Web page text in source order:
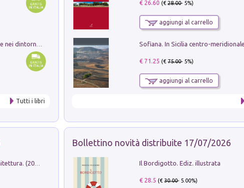
Tutti i libri
€ 26.60 (€28.00- 5%)
aggiungi al carrello
€ 71.25 (€75.00- 5%)
aggiungi al carrello
Dromos. Libro periodico di architettura. (2026). Vol. 15: Post-model
Bollettino novità distribuite 17/07/2026
Il Bordigotto. Ediz. illustrata
€ 28.5 (€30.00- 5.00%)